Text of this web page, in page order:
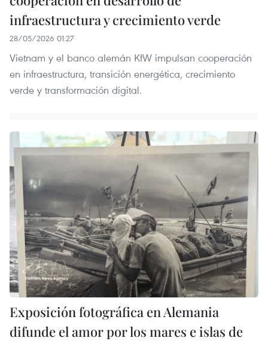
infraestructura y crecimiento verde
28/05/2026 01:27
Vietnam y el banco alemán KfW impulsan cooperación
en infraestructura, transición energética, crecimiento
verde y transformación digital.
Exposición fotográfica en Alemania
difunde el amor por los mares e islas de